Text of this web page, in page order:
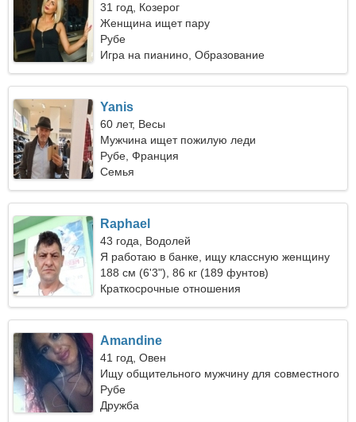
31 год, Козерог
Женщина ищет пару
Рубе
Игра на пианино, Образование
Yanis
60 лет, Весы
Мужчина ищет пожилую леди
Рубе, Франция
Семья
Raphael
43 года, Водолей
Я работаю в банке, ищу классную женщину
188 см (6'3"), 86 кг (189 фунтов)
Краткосрочные отношения
Amandine
41 год, Овен
Ищу общительного мужчину для совместного
похода
Рубе
Дружба